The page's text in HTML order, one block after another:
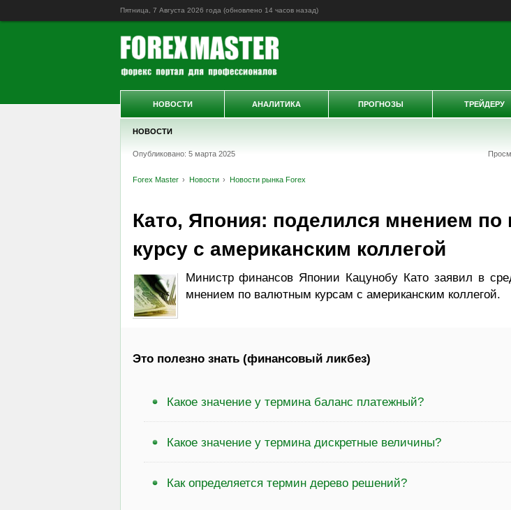
Пятница, 7 Августа 2026 года (обновлено 14 часов назад)
НОВОСТИ
Опубликовано: 5 марта 2025
Forex Master Новости Новости рынка Forex
Като, Япония: поделился мнением по
курсу с американским коллегой
Министр финансов Японии Кацунобу Като заявил в
мнением по валютным курсам с американским коллегой.
Это полезно знать (финансовый ликбез)
Какое значение у термина баланс платежный?
Какое значение у термина дискретные величины?
Как определяется термин дерево решений?
НОВОСТИ АНАЛИТИКА ПРОГНОЗЫ ТРЕЙДЕРУ